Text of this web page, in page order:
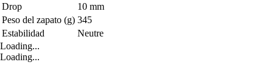
Drop
10 mm
Peso del zapato (g) 345
Estabilidad
Neutre
Loading...
Loading...